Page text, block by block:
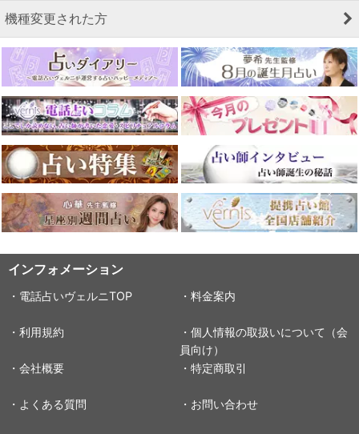
機種変更された方
インフォメーション
・電話占いヴェルニTOP ・料金案内
・利用規約
・個人情報の取扱いについて（会
員向け）
・会社概要
・特定商取引
・よくある質問 ・お問い合わせ